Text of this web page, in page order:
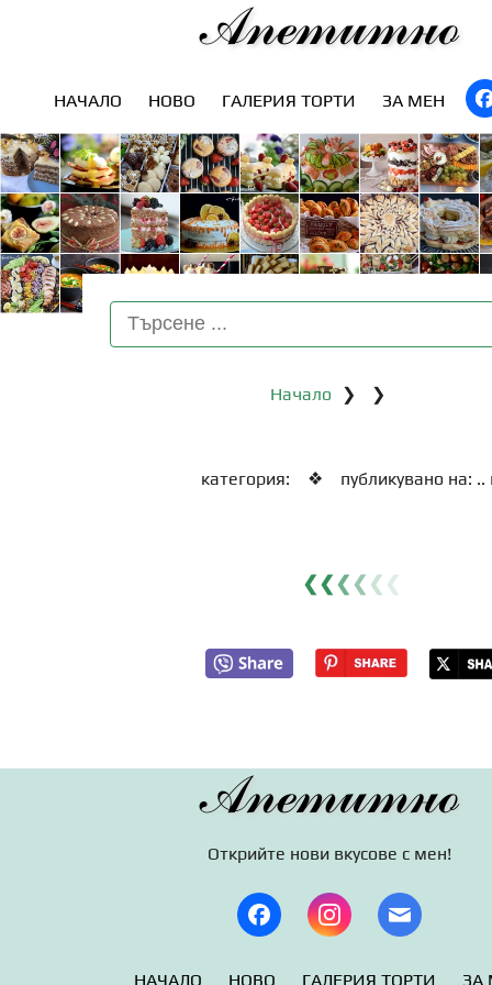
Апетитно
НАЧАЛО НОВО ГАЛЕРИЯ ТОРТИ ЗА МЕН
Начало ❯ ❯
категория: ❖ публикувано на: ..
❮❮❮ ❮ ❮ ❮
Апетитно
Открийте нови вкусове с мен!
НАЧАЛО НОВО ГАЛЕРИЯ ТОРТИ ЗА